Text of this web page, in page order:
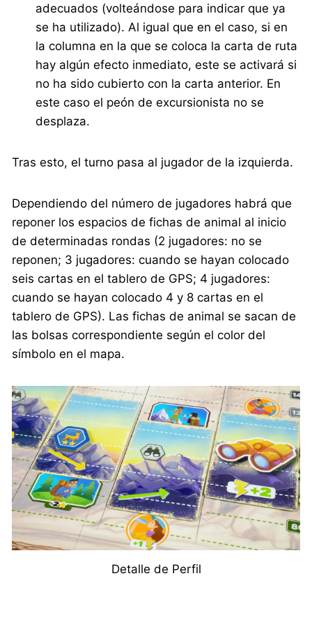
adecuados (volteándose para indicar que ya
se ha utilizado). Al igual que en el caso, si en
la columna en la que se coloca la carta de ruta
hay algún efecto inmediato, este se activará si
no ha sido cubierto con la carta anterior. En
este caso el peón de excursionista no se
desplaza.
Tras esto, el turno pasa al jugador de la izquierda.
Dependiendo del número de jugadores habrá que
reponer los espacios de fichas de animal al inicio
de determinadas rondas (2 jugadores: no se
reponen; 3 jugadores: cuando se hayan colocado
seis cartas en el tablero de GPS; 4 jugadores:
cuando se hayan colocado 4 y 8 cartas en el
tablero de GPS). Las fichas de animal se sacan de
las bolsas correspondiente según el color del
símbolo en el mapa.
Detalle de Perfil